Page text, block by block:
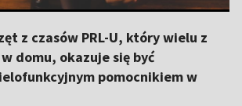
z czasów PRL-U, który wielu z
domu, okazuje się być
pomocnikiem w